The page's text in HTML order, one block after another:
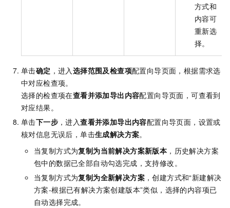
方式和
内容可
重新选
择。
单击确定 ，进入选择范围及检查项配置向导页面，根据需求选
中对应检查项。
选择的检查项在查看并添加导出内容配置向导页面，可查看到
对应结果。
单击下一步 ，进入查看并添加导出内容配置向导页面，设置或
核对信息无误后，单击生成解决方案。
当复制方式为复制为当前解决方案新版本 ，历史解决方案
包中的数据已全部自动勾选完成，支持修改。
当复制方式为复制为全新解决方案 ，创建方式和“新建解决
方案-根据已有解决方案创建版本”类似，选择的内容项已
自动选择完成。